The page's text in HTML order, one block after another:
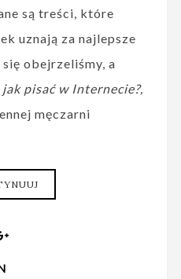
są treści, które
uznają za najlepsze
obejrzeliśmy, a
jak pisać w Internecie?,
męczarni